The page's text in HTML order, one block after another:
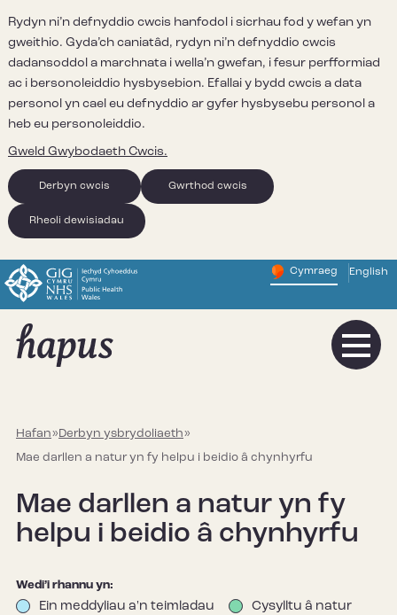
Rydyn ni’n defnyddio cwcis hanfodol i sicrhau fod y wefan yn
gweithio. Gyda’ch caniatâd, rydyn ni’n defnyddio cwcis
dadansoddol a marchnata i wella’n gwefan, i fesur perfformiad
ac i bersonoleiddio hysbysebion. Efallai y bydd cwcis a data
personol yn cael eu defnyddio ar gyfer hysbysebu personol a
heb eu personoleiddio.
Gweld Gwybodaeth Cwcis.
Derbyn cwcis Gwrthod cwcis
Rheoli dewisiadau
Change website
Cymraeg English
– Newid
Hafan» Derbyn ysbrydoliaeth»
Mae darllen a natur yn fy helpu i beidio â chynhyrfu
Mae darllen a natur yn fy
helpu i beidio â chynhyrfu
Wedi’i rhannu yn:
Ein meddyliau a'n teimladau
Cysylltu â natur